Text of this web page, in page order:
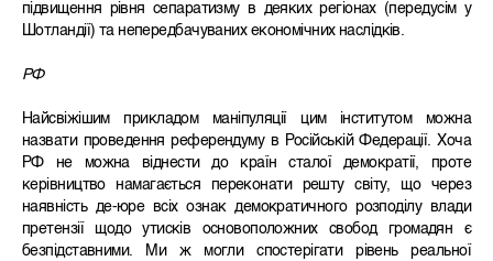
підвищення рівня сепаратизму в деяких регіонах (передусім у
Шотландії) та непередбачуваних економічних наслідків.
РФ
Найсвіжішим прикладом маніпуляції цим інститутом можна
назвати проведення референдуму в Російській Федерації. Хоча
РФ не можна віднести до країн сталої демократії, проте
керівництво намагається переконати решту світу, що через
наявність де-юре всіх ознак демократичного розподілу влади
претензії щодо утисків основоположних свобод громадян є
безпідставними. Ми ж могли спостерігати рівень реальної